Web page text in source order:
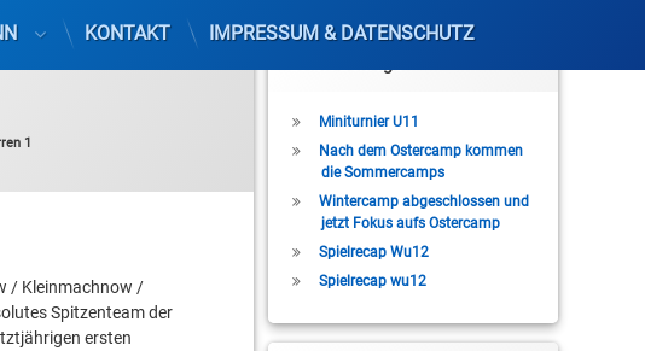
KONTAKT IMPRESSUM & DATENSCHUTZ
1
/ Kleinmachnow /
Spitzenteam der
ersten
Miniturnier U11
Nach dem Ostercamp kommen
die Sommercamps
Wintercamp abgeschlossen und
jetzt Fokus aufs Ostercamp
Spielrecap Wu12
Spielrecap wu12